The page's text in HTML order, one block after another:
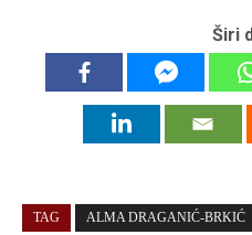
Širi
TAG ALMA DRAGANIĆ-BRKIĆ